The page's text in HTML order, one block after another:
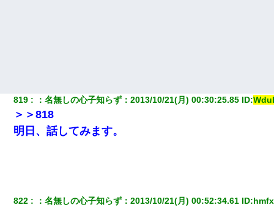
819 ：名無しの心子知らず ：2013/10/21(月) 00:30:25.85 ID:
＞＞818
明日、話してみます。
822 ：名無しの心子知らず ：2013/10/21(月) 00:52:34.61 ID: